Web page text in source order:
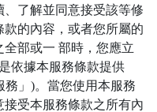
了解並同意接受該等修
的內容，或者您所屬的
部或一 部時，您應立
依據本服務條款提供
務」)。當您使用本服務
受本服務條款之所有內